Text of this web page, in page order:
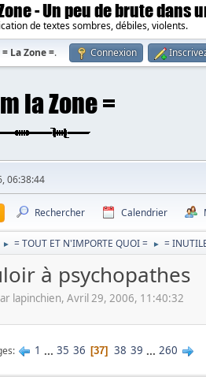
- Un peu de brute dans
de textes sombres, débiles, violents.
= La Zone =. Connexion
06:38:44
Rechercher Calendrier
► = TOUT ET N'IMPORTE QUOI = ► =
à psychopathes
lapinchien, Avril 29, 2006, 11:40:32
1 ... 35 36 37 38 39 ... 260